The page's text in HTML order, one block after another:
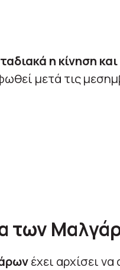
η κίνηση
μετά τις
των
έχει αρχίσει